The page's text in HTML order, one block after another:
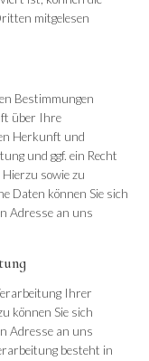
mitgelesen
Bestimmungen
über Ihre
Herkunft und
und ggf. ein Recht
sowie zu
Daten können Sie sich
Adresse an uns
Ihrer
können Sie sich
Adresse an uns
besteht in